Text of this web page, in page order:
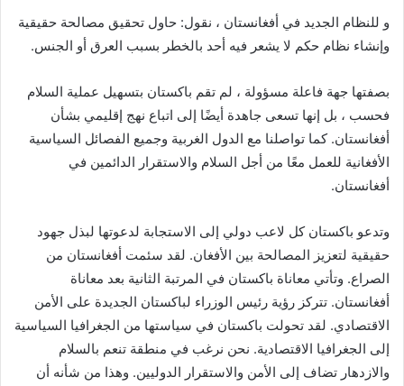
و للنظام الجديد في أفغانستان ، نقول: حاول تحقيق مصالحة حقيقية
وإنشاء نظام حكم لا يشعر فيه أحد بالخطر بسبب العرق أو الجنس.
بصفتها جهة فاعلة مسؤولة ، لم تقم باكستان بتسهيل عملية السلام
فحسب ، بل إنها تسعى جاهدة أيضًا إلى اتباع نهج إقليمي بشأن
أفغانستان. كما تواصلنا مع الدول الغربية وجميع الفصائل السياسية
الأفغانية للعمل معًا من أجل السلام والاستقرار الدائمين في
أفغانستان.
وتدعو باكستان كل لاعب دولي إلى الاستجابة لدعوتها لبذل جهود
حقيقية لتعزيز المصالحة بين الأفغان. لقد سئمت أفغانستان من
الصراع. وتأتي معاناة باكستان في المرتبة الثانية بعد معاناة
أفغانستان. تتركز رؤية رئيس الوزراء لباكستان الجديدة على الأمن
الاقتصادي. لقد تحولت باكستان في سياستها من الجغرافيا السياسية
إلى الجغرافيا الاقتصادية. نحن نرغب في منطقة تنعم بالسلام
والازدهار تضاف إلى الأمن والاستقرار الدوليين. وهذا من شأنه أن